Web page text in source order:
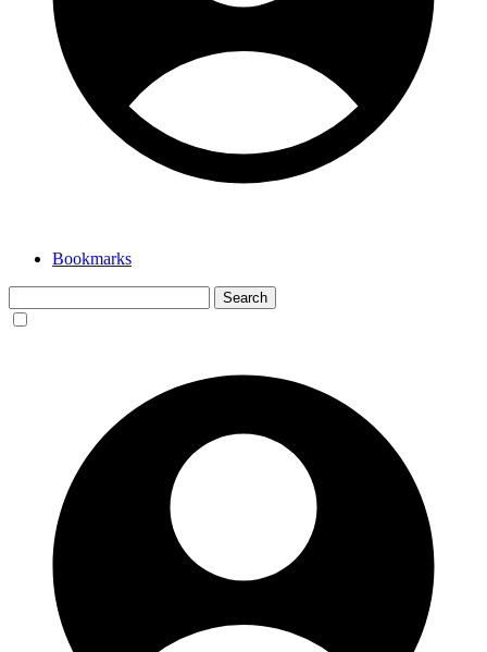
Bookmarks